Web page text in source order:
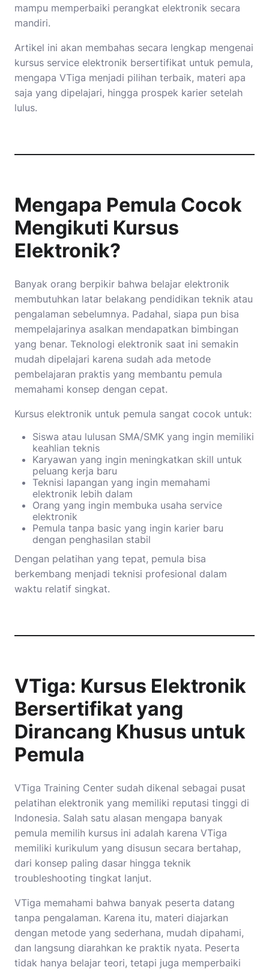
mampu memperbaiki perangkat elektronik secara
mandiri.
Artikel ini akan membahas secara lengkap mengenai
kursus service elektronik bersertifikat untuk pemula,
mengapa VTiga menjadi pilihan terbaik, materi apa
saja yang dipelajari, hingga prospek karier setelah
lulus.
Mengapa Pemula Cocok
Mengikuti Kursus
Elektronik?
Banyak orang berpikir bahwa belajar elektronik
membutuhkan latar belakang pendidikan teknik atau
pengalaman sebelumnya. Padahal, siapa pun bisa
mempelajarinya asalkan mendapatkan bimbingan
yang benar. Teknologi elektronik saat ini semakin
mudah dipelajari karena sudah ada metode
pembelajaran praktis yang membantu pemula
memahami konsep dengan cepat.
Kursus elektronik untuk pemula sangat cocok untuk:
Siswa atau lulusan SMA/SMK yang ingin memiliki
keahlian teknis
Karyawan yang ingin meningkatkan skill untuk
peluang kerja baru
Teknisi lapangan yang ingin memahami
elektronik lebih dalam
Orang yang ingin membuka usaha service
elektronik
Pemula tanpa basic yang ingin karier baru
dengan penghasilan stabil
Dengan pelatihan yang tepat, pemula bisa
berkembang menjadi teknisi profesional dalam
waktu relatif singkat.
VTiga: Kursus Elektronik
Bersertifikat yang
Dirancang Khusus untuk
Pemula
VTiga Training Center sudah dikenal sebagai pusat
pelatihan elektronik yang memiliki reputasi tinggi di
Indonesia. Salah satu alasan mengapa banyak
pemula memilih kursus ini adalah karena VTiga
memiliki kurikulum yang disusun secara bertahap,
dari konsep paling dasar hingga teknik
troubleshooting tingkat lanjut.
VTiga memahami bahwa banyak peserta datang
tanpa pengalaman. Karena itu, materi diajarkan
dengan metode yang sederhana, mudah dipahami,
dan langsung diarahkan ke praktik nyata. Peserta
tidak hanya belajar teori, tetapi juga memperbaiki